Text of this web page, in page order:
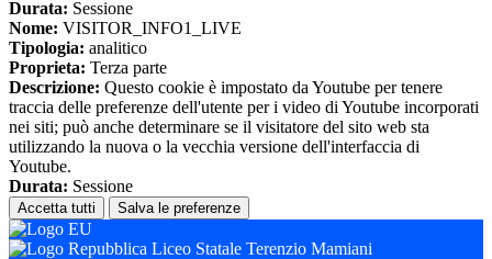
Durata: Sessione
Nome: VISITOR_INFO1_LIVE
Tipologia: analitico
Proprieta: Terza parte
Descrizione: Questo cookie è impostato da Youtube per tenere
traccia delle preferenze dell'utente per i video di Youtube incorporati
nei siti; può anche determinare se il visitatore del sito web sta
utilizzando la nuova o la vecchia versione dell'interfaccia di
Youtube.
Durata: Sessione
Accetta tutti Salva le preferenze
Liceo Statale Terenzio Mamiani